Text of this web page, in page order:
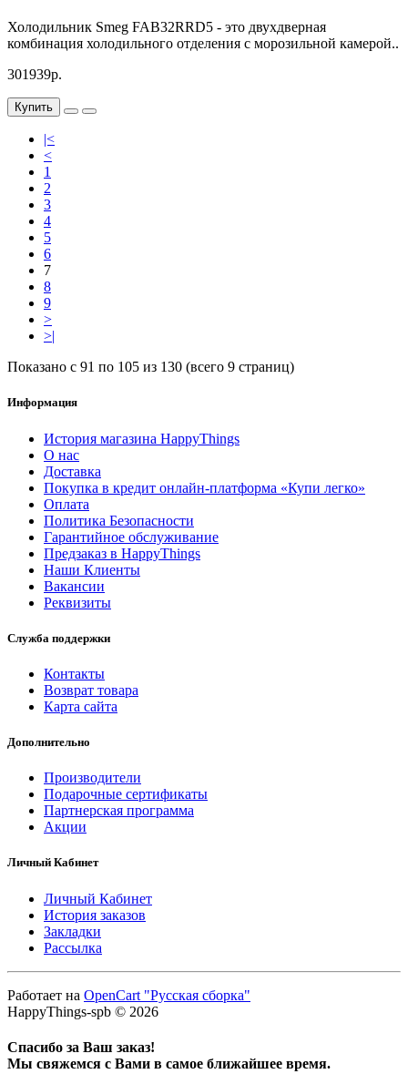
Холодильник Smeg FAB32RRD5 - это двухдверная
комбинация холодильного отделения с морозильной камерой..
301939р.
Купить
|<
<
1
2
3
4
5
6
7
8
9
>
>|
Показано с 91 по 105 из 130 (всего 9 страниц)
Информация
История магазина HappyThings
О нас
Доставка
Покупка в кредит онлайн-платформа «Купи легко»
Оплата
Политика Безопасности
Гарантийное обслуживание
Предзаказ в HappyThings
Наши Клиенты
Вакансии
Реквизиты
Служба поддержки
Контакты
Возврат товара
Карта сайта
Дополнительно
Производители
Подарочные сертификаты
Партнерская программа
Акции
Личный Кабинет
Личный Кабинет
История заказов
Закладки
Рассылка
Работает на OpenCart "Русская сборка"
HappyThings-spb © 2026
Спасибо за Ваш заказ!
Мы свяжемся с Вами в самое ближайшее время.